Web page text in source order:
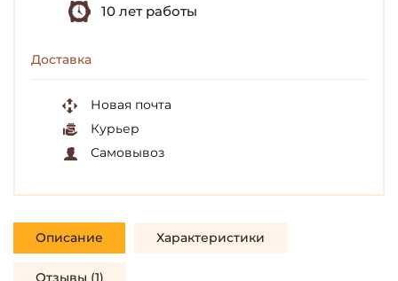
10 лет работы
Доставка
Новая почта
Курьер
Самовывоз
Описание Характеристики
Отзывы (1)